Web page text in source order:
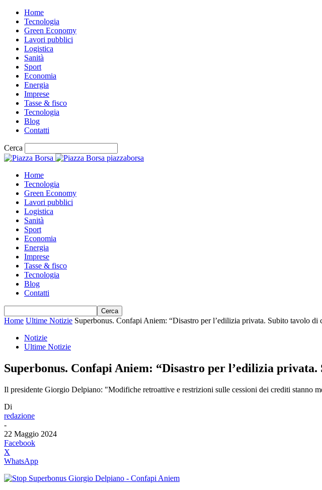
Home
Tecnologia
Green Economy
Lavori pubblici
Logistica
Sanità
Sport
Economia
Energia
Imprese
Tasse & fisco
Tecnologia
Blog
Contatti
Cerca
piazzaborsa
Home
Tecnologia
Green Economy
Lavori pubblici
Logistica
Sanità
Sport
Economia
Energia
Imprese
Tasse & fisco
Tecnologia
Blog
Contatti
Home Ultime Notizie Superbonus. Confapi Aniem: “Disastro per l’edilizia privata. Subito tavolo di
Notizie
Ultime Notizie
Superbonus. Confapi Aniem: “Disastro per l’edilizia
Il presidente Giorgio Delpiano: "Modifiche retroattive e restrizioni sulle cessioni dei crediti stanno
Di
redazione
-
22 Maggio 2024
Facebook
X
WhatsApp